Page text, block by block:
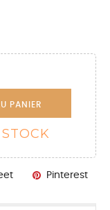
PANIER
Pinterest